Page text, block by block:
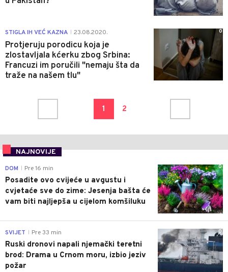
STIGLA IH VEĆ KAZNA 23.08.2020.
Protjeruju porodicu koja je
zlostavljala kćerku zbog Srbina:
Francuzi im poručili "nemaju šta da
traže na našem tlu"
0
1 2
NAJNOVIJE
0
DOM Pre 16 min
Posadite ovo cvijeće u avgustu i
cvjetaće sve do zime: Jesenja bašta će
vam biti najljepša u cijelom komšiluku
0
SVIJET Pre 33 min
Ruski dronovi napali njemački teretni
brod: Drama u Crnom moru, izbio jeziv
požar